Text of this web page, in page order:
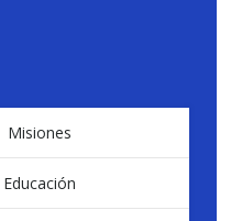
Misiones
Educación